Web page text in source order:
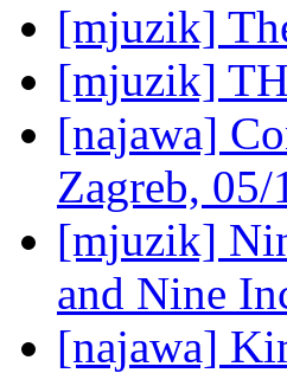
[mjuzik]
[mjuzik]
[najawa]
Zagreb, 05/
[mjuzik]
and Nine
[najawa]